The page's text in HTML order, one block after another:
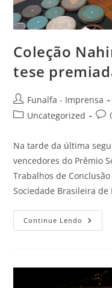
Coleção
tese
Funalfa - Imprensa
Uncategorized
Na tarde da última
vencedores do Prêmio
Trabalhos de
Sociedade Brasileira
Continue Lendo